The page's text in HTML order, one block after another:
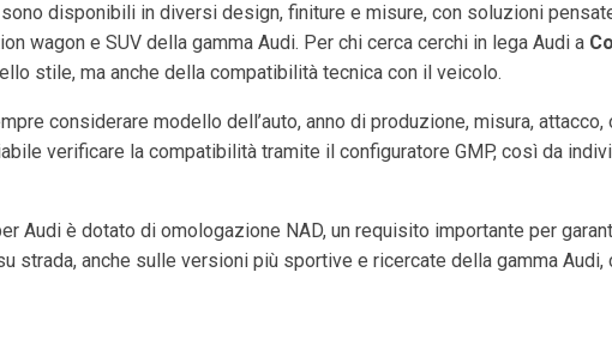
disponibili in diversi design, finiture e misure, con soluzioni
wagon e SUV della gamma Audi. Per chi cerca cerchi in lega Audi a
stile, ma anche della compatibilità tecnica con il veicolo.
considerare modello dell’auto, anno di produzione, misura,
verificare la compatibilità tramite il configuratore GMP, così da
Audi è dotato di omologazione NAD, un requisito importante per
strada, anche sulle versioni più sportive e ricercate della gamma Audi,